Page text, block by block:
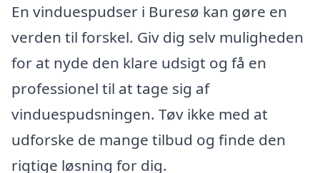
En vinduespudser i Buresø kan gøre en
verden til forskel. Giv dig selv muligheden
for at nyde den klare udsigt og få en
professionel til at tage sig af
vinduespudsningen. Tøv ikke med at
udforske de mange tilbud og finde den
rigtige løsning for dig.